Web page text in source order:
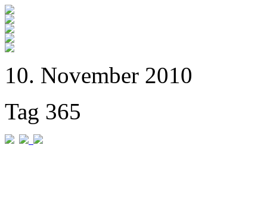
10. November 2010
Tag 365